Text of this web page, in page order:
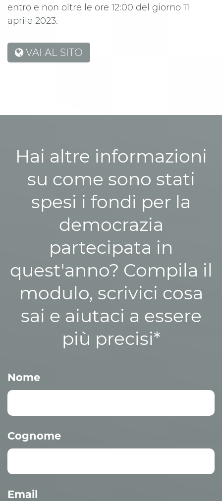
entro e non oltre le ore 12:00 del giorno 11
aprile 2023.
VAI AL SITO
Hai altre informazioni
su come sono stati
spesi i fondi per la
democrazia
partecipata in
quest'anno? Compila il
modulo, scrivici cosa
sai e aiutaci a essere
più precisi*
Nome
Cognome
Email